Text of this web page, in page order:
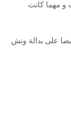
و مهما كانت
على بدالة ونش